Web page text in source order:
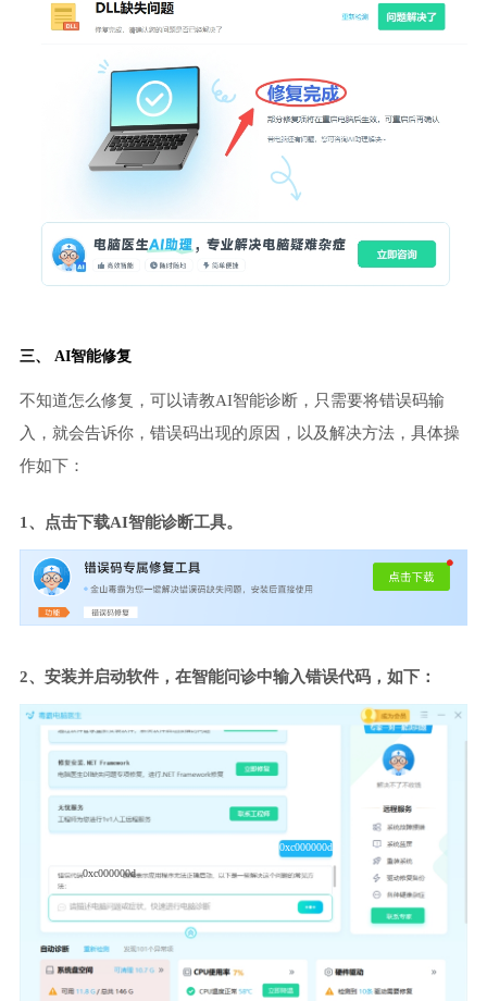
三、 AI智能修复
不知道怎么修复，可以请教AI智能诊断，只需要将错误码输
入，就会告诉你，错误码出现的原因，以及解决方法，具体操
作如下：
1、点击下载AI智能诊断工具。
2、安装并启动软件，在智能问诊中输入错误代码，如下：
0xc000000d
0xc000000d